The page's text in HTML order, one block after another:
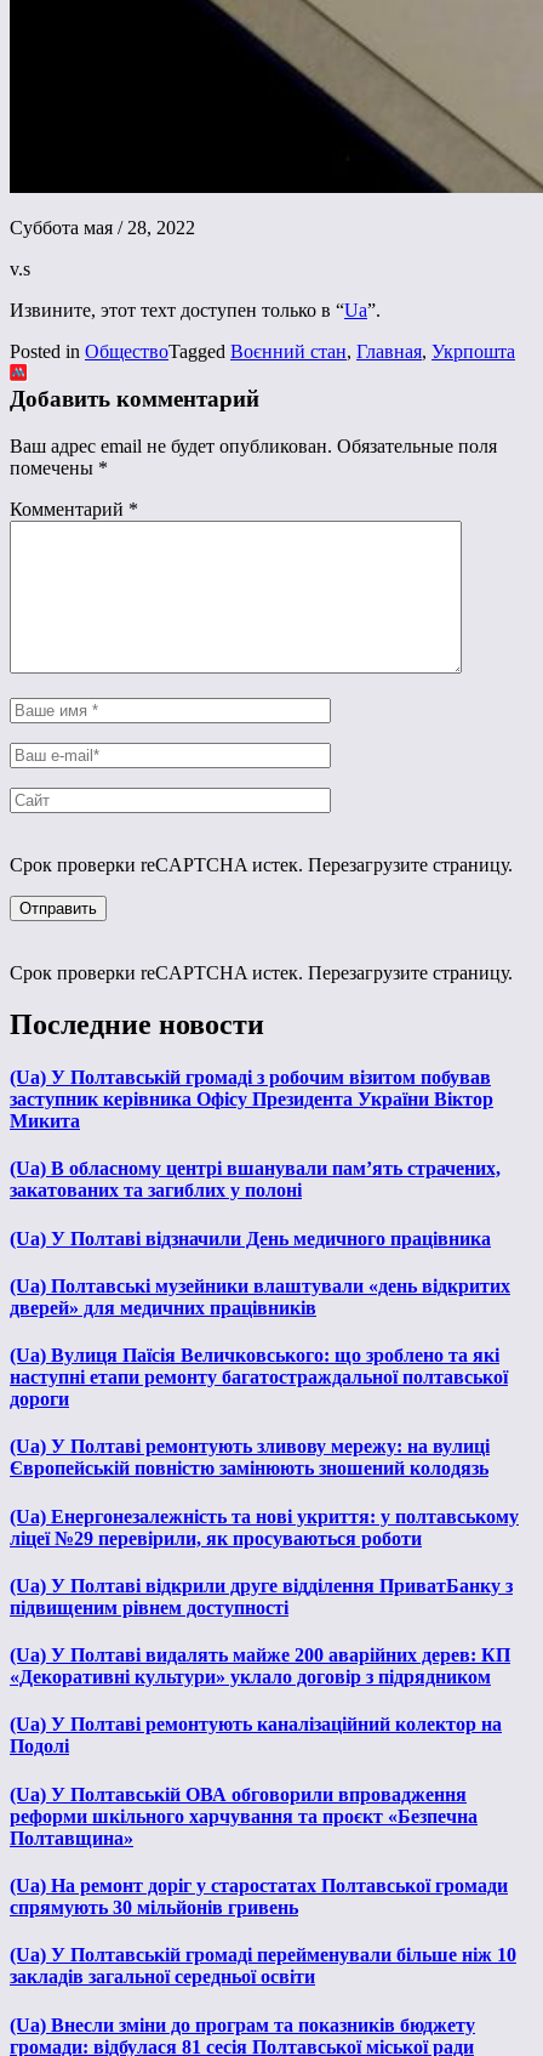
Суббота мая / 28, 2022
v.s
Извините, этот техт доступен только в “Ua”.
Posted in ОбществоTagged Воєнний стан, Главная, Укрпошта
Добавить комментарий
Ваш адрес email не будет опубликован. Обязательные поля
помечены *
Комментарий *
Срок проверки reCAPTCHA истек. Перезагрузите страницу.
Срок проверки reCAPTCHA истек. Перезагрузите страницу.
Последние новости
(Ua) У Полтавській громаді з робочим візитом побував
заступник керівника Офісу Президента України Віктор
Микита
(Ua) В обласному центрі вшанували пам’ять страчених,
закатованих та загиблих у полоні
(Ua) У Полтаві відзначили День медичного працівника
(Ua) Полтавські музейники влаштували «день відкритих
дверей» для медичних працівників
(Ua) Вулиця Паїсія Величковського: що зроблено та які
наступні етапи ремонту багатостраждальної полтавської
дороги
(Ua) У Полтаві ремонтують зливову мережу: на вулиці
Європейській повністю замінюють зношений колодязь
(Ua) Енергонезалежність та нові укриття: у полтавському
ліцеї №29 перевірили, як просуваються роботи
(Ua) У Полтаві відкрили друге відділення ПриватБанку з
підвищеним рівнем доступності
(Ua) У Полтаві видалять майже 200 аварійних дерев: КП
«Декоративні культури» уклало договір з підрядником
(Ua) У Полтаві ремонтують каналізаційний колектор на
Подолі
(Ua) У Полтавській ОВА обговорили впровадження
реформи шкільного харчування та проєкт «Безпечна
Полтавщина»
(Ua) На ремонт доріг у старостатах Полтавської громади
спрямують 30 мільйонів гривень
(Ua) У Полтавській громаді перейменували більше ніж 10
закладів загальної середньої освіти
(Ua) Внесли зміни до програм та показників бюджету
громади: відбулася 81 сесія Полтавської міської ради